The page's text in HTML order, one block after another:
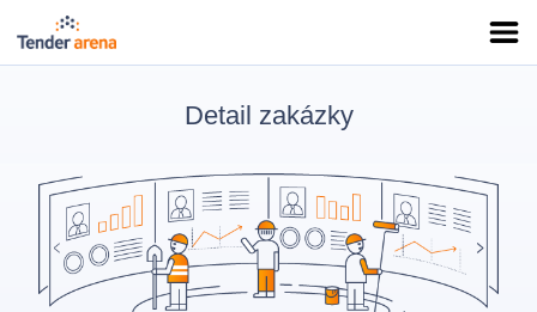
Detail zakázky